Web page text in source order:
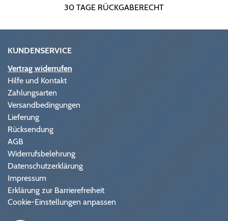
30 TAGE RÜCKGABERECHT
KUNDENSERVICE
Vertrag widerrufen
Hilfe und Kontakt
Zahlungsarten
Versandbedingungen
Lieferung
Rücksendung
AGB
Widerrufsbelehrung
Datenschutzerklärung
Impressum
Erklärung zur Barrierefreiheit
Cookie-Einstellungen anpassen